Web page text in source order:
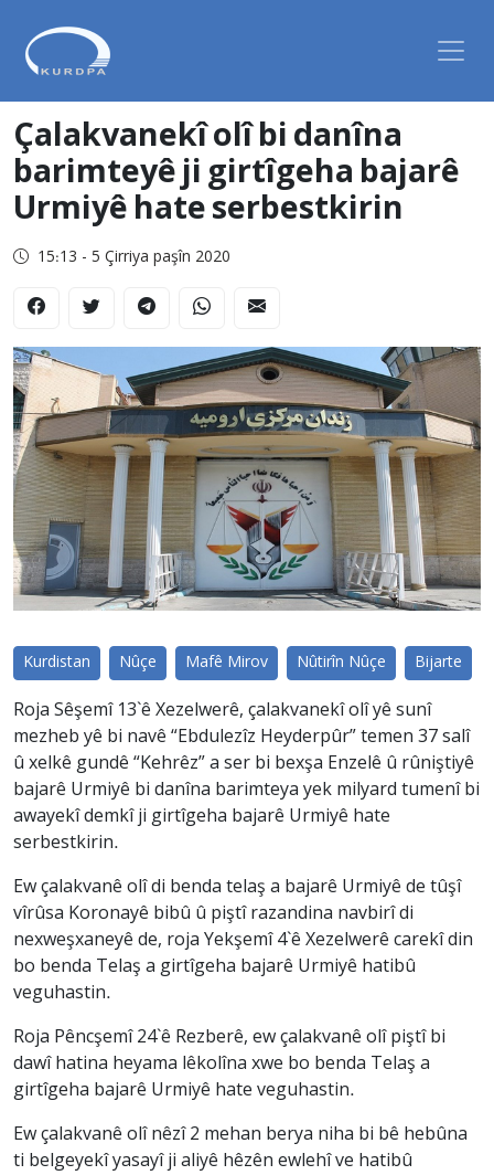
Çalakvanekî olî bi danîna
barimteyê ji girtîgeha bajarê
Urmiyê hate serbestkirin
15:13 - 5 Çirriya paşîn 2020
Kurdistan Nûçe Mafê Mirov Nûtirîn Nûçe Bijarte
Roja Sêşemî 13`ê Xezelwerê, çalakvanekî olî yê sunî
mezheb yê bi navê “Ebdulezîz Heyderpûr” temen 37 salî
û xelkê gundê “Kehrêz” a ser bi bexşa Enzelê û rûniştiyê
bajarê Urmiyê bi danîna barimteya yek milyard tumenî bi
awayekî demkî ji girtîgeha bajarê Urmiyê hate
serbestkirin.
Ew çalakvanê olî di benda telaş a bajarê Urmiyê de tûşî
vîrûsa Koronayê bibû û piştî razandina navbirî di
nexweşxaneyê de, roja Yekşemî 4`ê Xezelwerê carekî din
bo benda Telaş a girtîgeha bajarê Urmiyê hatibû
veguhastin.
Roja Pêncşemî 24`ê Rezberê, ew çalakvanê olî piştî bi
dawî hatina heyama lêkolîna xwe bo benda Telaş a
girtîgeha bajarê Urmiyê hate veguhastin.
Ew çalakvanê olî nêzî 2 mehan berya niha bi bê hebûna
ti belgeyekî yasayî ji aliyê hêzên ewlehî ve hatibû